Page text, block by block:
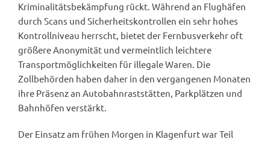
Kriminalitätsbekämpfung rückt. Während an Flughäfen
durch Scans und Sicherheitskontrollen ein sehr hohes
Kontrollniveau herrscht, bietet der Fernbusverkehr oft
größere Anonymität und vermeintlich leichtere
Transportmöglichkeiten für illegale Waren. Die
Zollbehörden haben daher in den vergangenen Monaten
ihre Präsenz an Autobahnraststätten, Parkplätzen und
Bahnhöfen verstärkt.
Der Einsatz am frühen Morgen in Klagenfurt war Teil